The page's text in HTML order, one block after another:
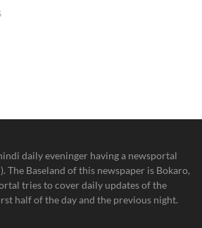
daily eveninger having a newsportal
The Baseland of this newspaper is Bokaro,
tries to cover daily updates of the
half of the day and the previous night.